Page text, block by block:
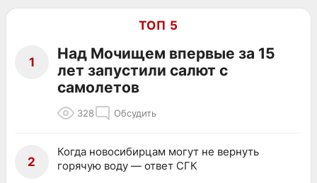
ТОП 5
1
Над Мочищем впервые за 15
лет запустили салют с
самолетов
328 Обсудить
2
Когда новосибирцам могут не вернуть
горячую воду — ответ СГК